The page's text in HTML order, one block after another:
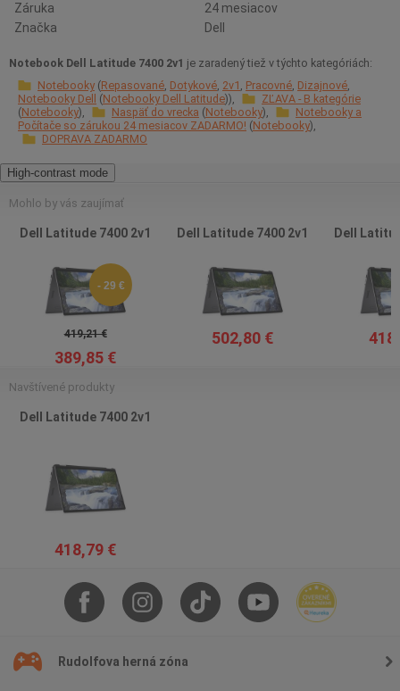
Záruka
24 mesiacov
Značka
Dell
Notebook Dell Latitude 7400 2v1 je zaradený tiež v týchto kategóriách:
Notebooky Repasované Dotykové 2v1 Pracovné Dizajnové
Notebooky Dell
Notebooky Dell Latitude
ZĽAVA - B kategórie
Notebooky
Naspäť do vrecka Notebooky
Notebooky a
Počítače so zárukou 24 mesiacov ZADARMO! Notebooky
DOPRAVA ZADARMO
High-contrast mode
Mohlo by vás zaujímať
Dell Latitude 7400 2v1
- 29 €
419,21 €
389,85 €
Dell Latitude 7400 2v1
502,80 €
Dell
Navštívené produkty
Dell Latitude 7400 2v1
418,79 €
Rudolfova herná zóna